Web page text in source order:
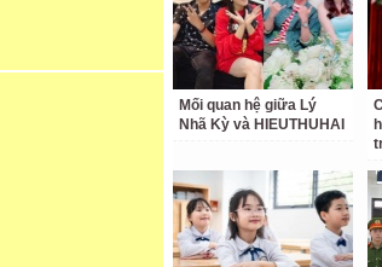
Mối quan hệ giữa Lý
Nhã Kỳ và HIEUTHUHAI